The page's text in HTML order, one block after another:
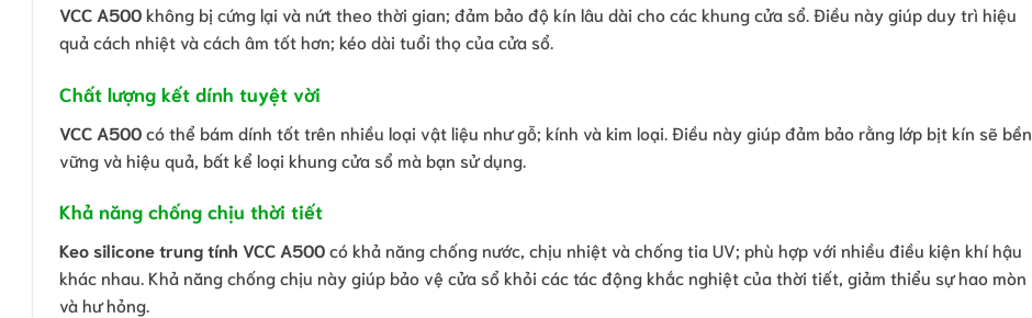
VCC A500không bị cứng lại và nứt theo thời gian; đảm bảo độ kín lâu dài cho các khung cửa sổ. Điều này giúp duy trì hiệu
quả cách nhiệt và cách âm tốt hơn; kéo dài tuổi thọ của cửa sổ.
Chất lượng kết dính tuyệt vời
VCC A500có thể bám dính tốt trên nhiều loại vật liệu như gỗ; kính và kim loại. Điều này giúp đảm bảo rằng lớp bịt kín sẽ bền
vững và hiệu quả, bất kể loại khung cửa sổ mà bạn sử dụng.
Khả năng chống chịu thời tiết
Keo silicone trung tính VCC A500có khả năng chống nước, chịu nhiệt và chống tia UV; phù hợp với nhiều điều kiện khí hậu
khác nhau. Khả năng chống chịu này giúp bảo vệ cửa sổ khỏi các tác động khắc nghiệt của thời tiết, giảm thiểu sự hao mòn
và hư hỏng.